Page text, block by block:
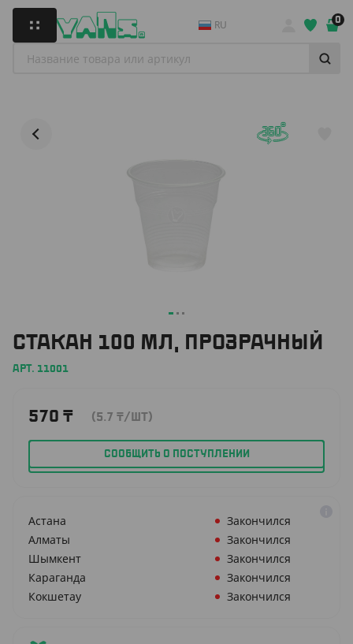
RU 0
СТАКАН 100 МЛ, ПРОЗРАЧНЫЙ
АРТ. 11001
570 ₸ (5.7 ₸/ШТ)
СООБЩИТЬ О ПОСТУПЛЕНИИ
Астана
Закончился
Алматы
Закончился
Шымкент
Закончился
Караганда
Закончился
Кокшетау
Закончился